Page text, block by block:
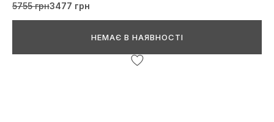
5755 грн3477 грн
НЕМАЄ В НАЯВНОСТІ